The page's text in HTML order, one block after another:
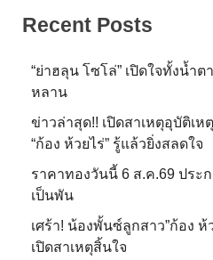
Recent Posts
“ย่าฮลุน โซโล่” เปิดใจทั้งน้ำต
หลาน
ข่าวล่าสุด!! เปิดสาเหตุอุบัติเ
“ก้อง ห้วยไร่” รู้แล้วยิ่งสลดใจ
ราคาทองวันนี้ 6 ส.ค.69 ประ
เป็นพัน
เศร้า! น้องพั้นซ์ลูกสาว”ก้อง
เปิดสาเหตุสิ้นใจ